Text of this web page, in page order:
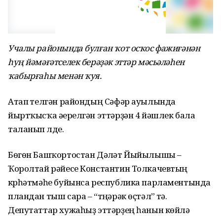
Учалы районында булған ҡот осҡос фажиғәнән
һуң йәмәғәтселек берәҙәк эттәр мәсьәләһен
ҡабырғаһы менән ҡуя.
Атап үтелгән райондың Сәфәр ауылында
йыртҡысҡа әүерелгән эттәрҙән 4 йәшлек бала
таланып үлде.
Бөгөн Башҡортостан Дәүләт Йыйылышы –
Ҡоролтай рәйесе Константин Толкачевтың
күрһәтмәһе буйынса республика парламентында
пландан тыш сара – “түңәрәк өҫтәл” үтә.
Депутаттар хужаһыҙ эттәрҙең һанын көйләү